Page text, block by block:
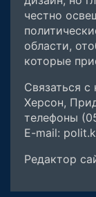
честно
области,
которые
Связаться
Херсон,
телефоны
E-mail:
Редактор